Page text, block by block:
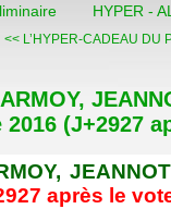
HYPER -
<< L’HYPER-CADEAU DU
2016 (J+2927
après le